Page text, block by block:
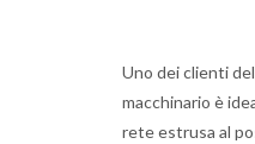
Uno dei clienti
macchinario è
rete estrusa al